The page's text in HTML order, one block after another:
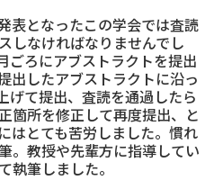
表となったこの学会では査読
しなければなりませんでし
ごろにアブストラクトを提出
出したアブストラクトに沿っ
げて提出、査読を通過したら
箇所を修正して再度提出、と
はとても苦労しました。慣れ
。教授や先輩方に指導してい
執筆しました。